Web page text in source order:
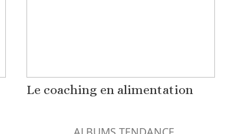
Le coaching en alimentation